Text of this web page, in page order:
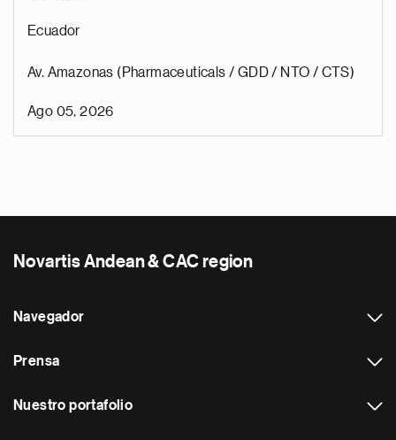
Ecuador
Av. Amazonas (Pharmaceuticals / GDD / NTO / CTS)
Ago 05, 2026
Novartis Andean & CAC region
Navegador
Prensa
Nuestro portafolio